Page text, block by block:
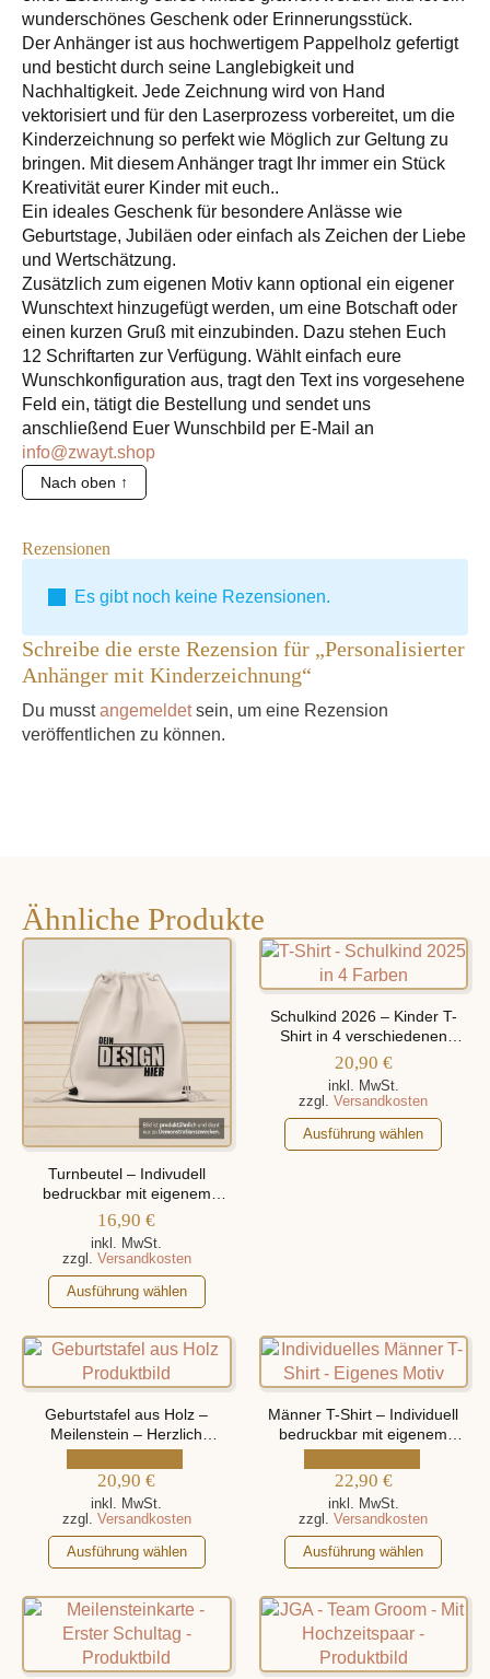
wunderschönes Geschenk oder Erinnerungsstück.
Der Anhänger ist aus hochwertigem Pappelholz gefertigt
und besticht durch seine Langlebigkeit und
Nachhaltigkeit. Jede Zeichnung wird von Hand
vektorisiert und für den Laserprozess vorbereitet, um die
Kinderzeichnung so perfekt wie Möglich zur Geltung zu
bringen. Mit diesem Anhänger tragt Ihr immer ein Stück
Kreativität eurer Kinder mit euch..
Ein ideales Geschenk für besondere Anlässe wie
Geburtstage, Jubiläen oder einfach als Zeichen der Liebe
und Wertschätzung.
Zusätzlich zum eigenen Motiv kann optional ein eigener
Wunschtext hinzugefügt werden, um eine Botschaft oder
einen kurzen Gruß mit einzubinden. Dazu stehen Euch
12 Schriftarten zur Verfügung. Wählt einfach eure
Wunschkonfiguration aus, tragt den Text ins vorgesehene
Feld ein, tätigt die Bestellung und sendet uns
anschließend Euer Wunschbild per E-Mail an
info@zwayt.shop
Nach oben ↑
Rezensionen
Es gibt noch keine Rezensionen.
Schreibe die erste Rezension für „Personalisierter
Anhänger mit Kinderzeichnung“
Du musstangemeldetsein, um eine Rezension
veröffentlichen zu können.
Ähnliche Produkte
Turnbeutel – Indivudell
bedruckbar mit eigenem
Design (Motiv)
16,90€
inkl. MwSt.
zzgl. Versandkosten
Ausführung wählen
Dieses
Produkt
weist
mehrere
Varianten
auf.
Die
Optionen
können
der
Produktseite
gewählt
werden
Schulkind 2026 – Kinder T-
Shirt in 4 verschiedenen
Farben, personalisiert mit
Namen
20,90 €
inkl. MwSt.
zzgl.Versandkosten
Ausführung wählen
Dieses
Produkt
auf
der
Produktseite
gewählt
werden
Geburtstafel aus Holz –
Meilenstein – Herzlich
Willkommen auf der Welt,
personalisiert mit Namen und
Geburtsdaten
20,90€
inkl. MwSt.
zzgl. Versandkosten
Ausführung wählen
Dieses
Produkt
weist
mehrere
Varianten
auf.
Männer T-Shirt – Individuell
bedruckbar mit eigenem
Motiv
22,90 €
inkl. MwSt.
zzgl.Versandkosten
Ausführung wählen
Dieses
Produkt
weist
mehrere
Varianten
auf.